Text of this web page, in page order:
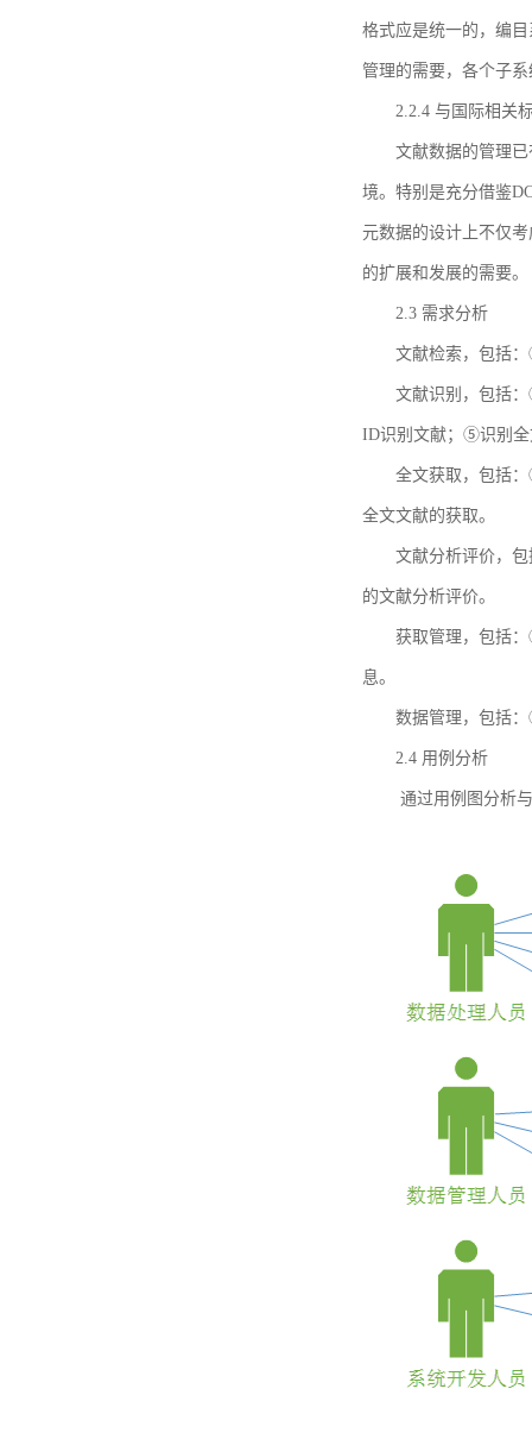
格式应是统一的，编
管理的需要，各个子
2.2.4 与国际相关
文献数据的管理
境。特别是充分借鉴
元数据的设计上不仅
的扩展和发展的需要。
2.3 需求分析
文献检索，包括
文献识别，包括
ID识别文献；⑤识别全
全文获取，包括
全文文献的获取。
文献分析评价，
的文献分析评价。
获取管理，包括
息。
数据管理，包括
2.4 用例分析
通过用例图分析